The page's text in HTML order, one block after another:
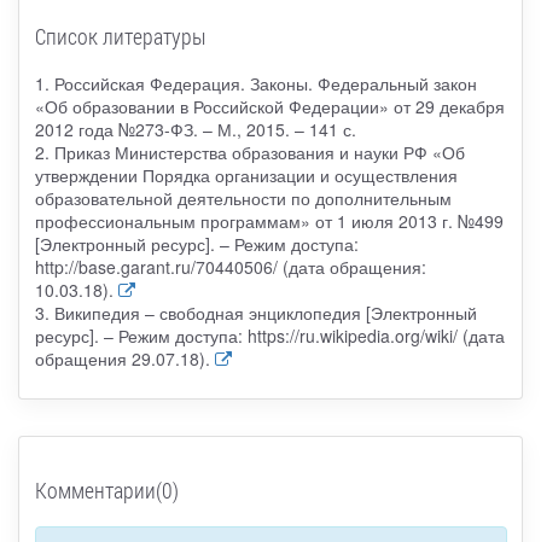
Список литературы
1. Российская Федерация. Законы. Федеральный закон
«Об образовании в Российской Федерации» от 29 декабря
2012 года №273-ФЗ. – М., 2015. – 141 с.
2. Приказ Министерства образования и науки РФ «Об
утверждении Порядка организации и осуществления
образовательной деятельности по дополнительным
профессиональным программам» от 1 июля 2013 г. №499
[Электронный ресурс]. – Режим доступа:
http://base.garant.ru/70440506/ (дата обращения:
10.03.18).
3. Википедия – свободная энциклопедия [Электронный
ресурс]. – Режим доступа: https://ru.wikipedia.org/wiki/ (дата
обращения 29.07.18).
Комментарии(0)